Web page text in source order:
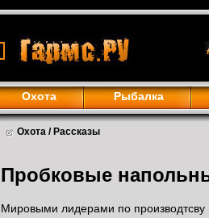
Охота Рыбалка
Охота / Рассказы
Пробковые
Мировыми лидерами по